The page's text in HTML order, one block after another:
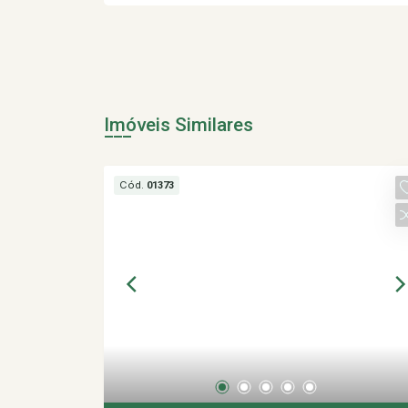
Imóveis Similares
Cód. 01373